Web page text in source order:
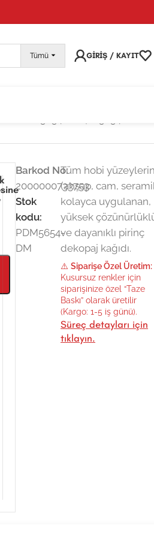
vermeye devam edebilirsiniz; tüm
Tümü GIRIŞ / KAYIT
Barkod No:
2000000733753
Stok
kodu:
PDM5654-
DM
Tüm hobi
(ahşap, cam,
kolayca uygulanan,
yüksek
ve dayanıklı pirinç
dekopaj kağıdı.
⚠️Siparişe Özel Üretim:
Kusursuz renkler için
siparişinize özel “Taze
Baskı” olarak üretilir
(Kargo: 1-5 iş günü).
Süreç detayları için
tıklayın.